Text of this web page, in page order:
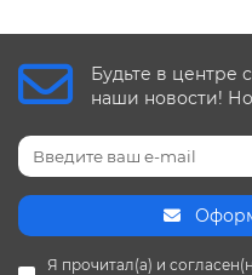
Будьте в центре
наши новости!
Я прочитал(а) и